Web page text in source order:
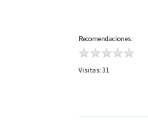
Recomendaciones:
Visitas: 31